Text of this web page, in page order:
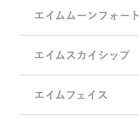
エイムムーンフォート
エイムスカイシップ
エイムフェイス